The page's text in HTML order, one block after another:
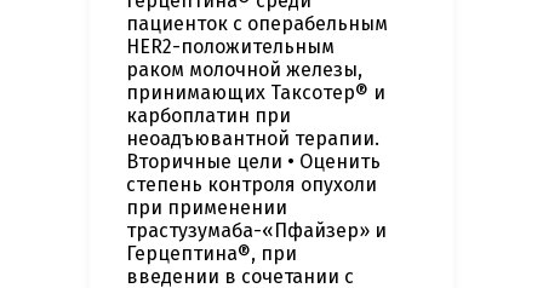
пациенток с операбельным
HER2-положительным
раком молочной железы,
принимающих Таксотер® и
карбоплатин при
неоадъювантной терапии.
Вторичные цели • Оценить
степень контроля опухоли
при применении
трастузумаба-«Пфайзер» и
Герцептина®, при
введении в сочетании с